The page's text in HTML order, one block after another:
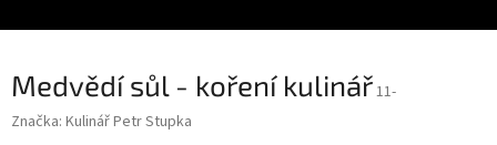
Medvědí sůl - koření kulinář11-
Značka: Kulinář Petr Stupka